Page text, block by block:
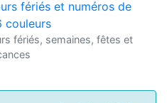
fériés, semaines, fêtes et